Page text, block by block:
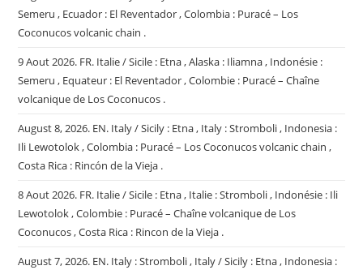
Semeru , Ecuador : El Reventador , Colombia : Puracé – Los
Coconucos volcanic chain .
9 Aout 2026. FR. Italie / Sicile : Etna , Alaska : Iliamna , Indonésie :
Semeru , Equateur : El Reventador , Colombie : Puracé – Chaîne
volcanique de Los Coconucos .
August 8, 2026. EN. Italy / Sicily : Etna , Italy : Stromboli , Indonesia :
Ili Lewotolok , Colombia : Puracé – Los Coconucos volcanic chain ,
Costa Rica : Rincón de la Vieja .
8 Aout 2026. FR. Italie / Sicile : Etna , Italie : Stromboli , Indonésie : Ili
Lewotolok , Colombie : Puracé – Chaîne volcanique de Los
Coconucos , Costa Rica : Rincon de la Vieja .
August 7, 2026. EN. Italy : Stromboli , Italy / Sicily : Etna , Indonesia :